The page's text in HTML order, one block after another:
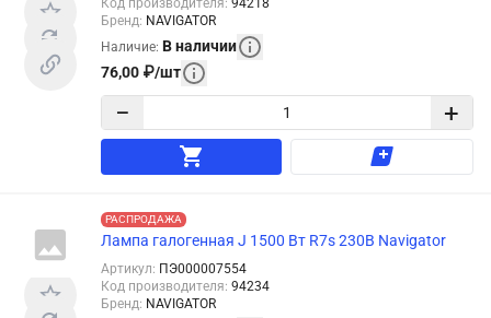
Бренд: NAVIGATOR
Наличие: В наличии
76,00 ₽/шт
− +
РАСПРОДАЖА
Лампа галогенная J 1500 Вт R7s 230В Navigator
Артикул: ПЭ000007554
Код производителя: 94234
Бренд: NAVIGATOR